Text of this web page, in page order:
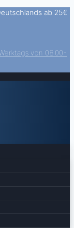
ab 25€
von 08.00-